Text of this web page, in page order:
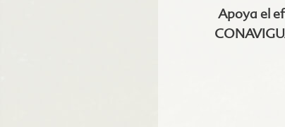
Apoya el